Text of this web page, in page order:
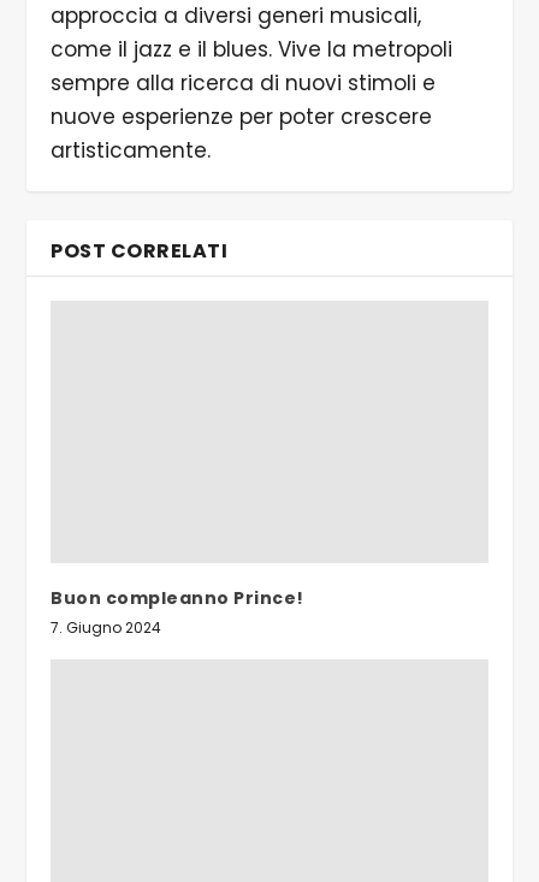
approccia a diversi generi musicali,
come il jazz e il blues. Vive la metropoli
sempre alla ricerca di nuovi stimoli e
nuove esperienze per poter crescere
artisticamente.
POST CORRELATI
Buon compleanno Prince!
7. Giugno 2024